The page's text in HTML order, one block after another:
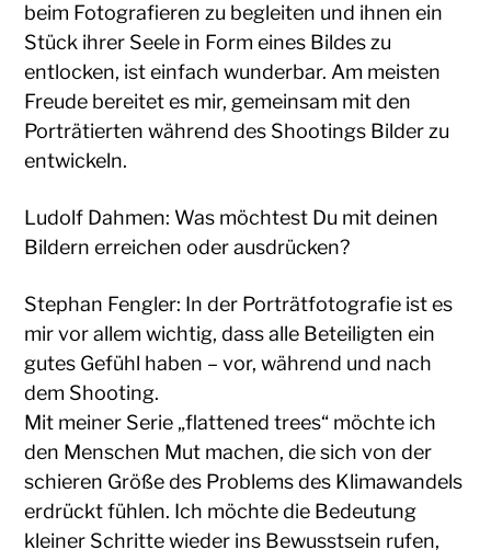
beim Fotografieren zu begleiten und ihnen ein
Stück ihrer Seele in Form eines Bildes zu
entlocken, ist einfach wunderbar. Am meisten
Freude bereitet es mir, gemeinsam mit den
Porträtierten während des Shootings Bilder zu
entwickeln.
Ludolf Dahmen: Was möchtest Du mit deinen
Bildern erreichen oder ausdrücken?
Stephan Fengler: In der Porträtfotografie ist es
mir vor allem wichtig, dass alle Beteiligten ein
gutes Gefühl haben – vor, während und nach
dem Shooting.
Mit meiner Serie „flattened trees“ möchte ich
den Menschen Mut machen, die sich von der
schieren Größe des Problems des Klimawandels
erdrückt fühlen. Ich möchte die Bedeutung
kleiner Schritte wieder ins Bewusstsein rufen,